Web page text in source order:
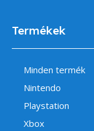
Termékek
Minden termék
Nintendo
Playstation
Xbox